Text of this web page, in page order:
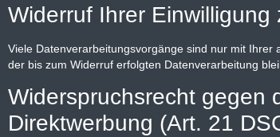
Widerruf Ihrer
Viele Datenverarbeitungsvorgänge sind nur mit
der bis zum Widerruf erfolgten Datenverarbeitung
Widerspruchsrecht gegen
Direktwerbung (Art. 21